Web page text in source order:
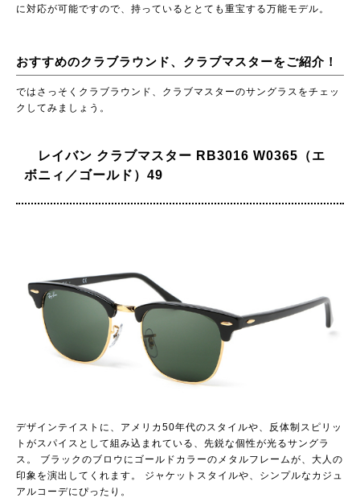
に対応が可能ですので、持っているととても重宝する万能モデル。
おすすめのクラブラウンド、クラブマスターをご紹介！
ではさっそくクラブラウンド、クラブマスターのサングラスをチェッ
クしてみましょう。
レイバン クラブマスター RB3016 W0365（エ
ボニィ／ゴールド）49
デザインテイストに、アメリカ50年代のスタイルや、反体制スピリッ
トがスパイスとして組み込まれている、先鋭な個性が光るサングラ
ス。 ブラックのブロウにゴールドカラーのメタルフレームが、大人の
印象を演出してくれます。 ジャケットスタイルや、シンプルなカジュ
アルコーデにぴったり。